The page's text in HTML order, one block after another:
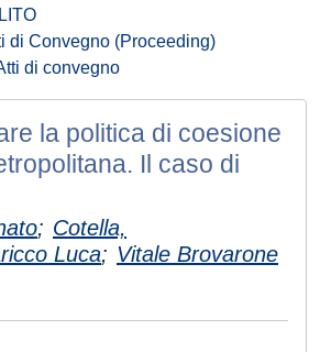
di Convegno (Proceeding)
di convegno
la politica di coesione
Il caso di
; Cotella,
Luca; Vitale Brovarone